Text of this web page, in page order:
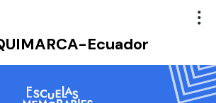
Ecuador